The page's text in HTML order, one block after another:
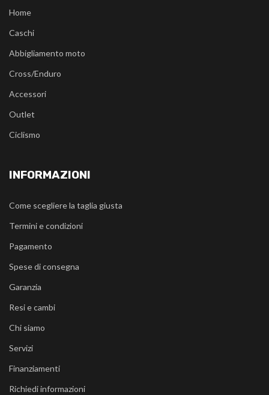
Home
Caschi
Abbigliamento moto
Cross/Enduro
Accessori
Outlet
Ciclismo
INFORMAZIONI
Come scegliere la taglia giusta
Termini e condizioni
Pagamento
Spese di consegna
Garanzia
Resi e cambi
Chi siamo
Servizi
Finanziamenti
Richiedi informazioni